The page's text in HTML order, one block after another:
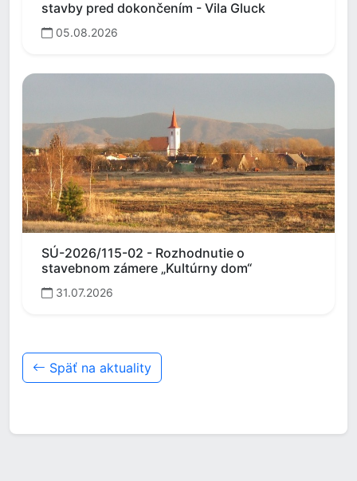
stavby pred dokončením - Vila Gluck
05.08.2026
SÚ-2026/115-02 - Rozhodnutie o
stavebnom zámere „Kultúrny dom“
31.07.2026
Späť na aktuality